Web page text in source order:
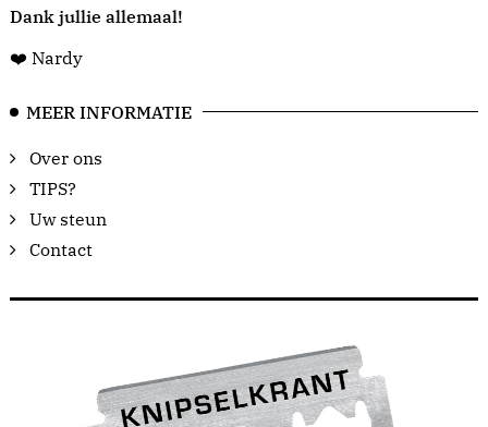
Dank jullie allemaal!
❤️ Nardy
MEER INFORMATIE
Over ons
TIPS?
Uw steun
Contact